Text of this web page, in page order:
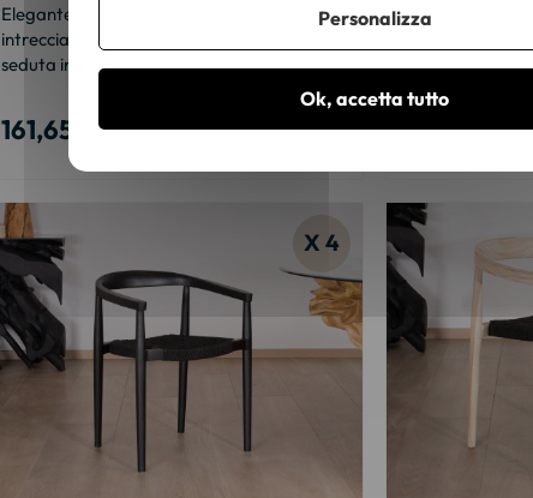
Elegante sedia da pranzo in rattan
intrecciato "Noho" con rivestimento della
seduta in tessuto
161,65 €
Set di 2 sedie
254,17 €
X 4
Ok, accetta tutto
Personalizza